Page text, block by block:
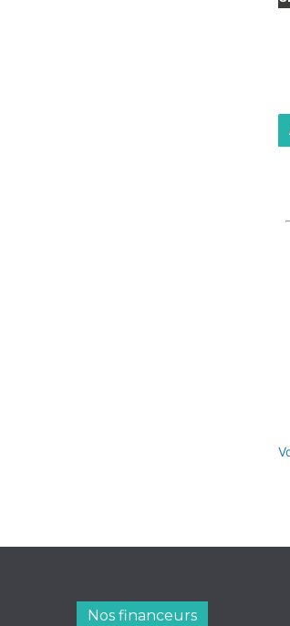
Nos financeurs